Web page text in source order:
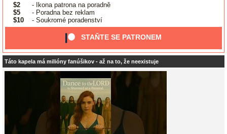
$2
- Ikona patrona na poradně
$5
- Poradna bez reklam
$10
- Soukromé poradenství
STAŇTE SE PATRONEM
Táto kapela má milióny fanúšikov - až na to, že neexistuje